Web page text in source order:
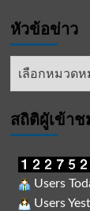
หัวข้อข่าว
หัวข้อ
สถิติผูัเข้าช
Users
Users